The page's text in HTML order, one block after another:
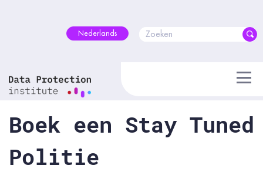
Nederlands
Boek een Stay Tuned
Politie